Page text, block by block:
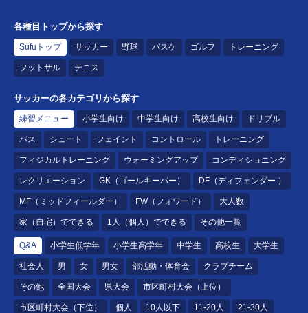
各種目トップから探す
Sufuトップ サッカー 野球 バスケ ゴルフ トレーニング
フットサル テニス
サッカーの各カテゴリから探す
練習メニュー 小学生向け 中学生向け 高校生向け ドリブル
パス シュート フェイント コントロール トレーニング
フィジカルトレーニング ウォーミングアップ コンディショニング
レクリエーション GK（ゴールキーパー） DF（ディフェンダー ）
MF（ミッドフィールダー） FW（フォワード） 大人数
家（自宅）でできる 1人（個人）でできる その他一覧
Q&A 小学生低学年 小学生高学年 中学生 高校生 大学生
社会人 男 女 男女 部活動・体育会 クラブチーム
その他 全国大会 県大会 市区町村大会（上位）
市区町村大会（下位） 個人 10人以下 11-20人 21-30人